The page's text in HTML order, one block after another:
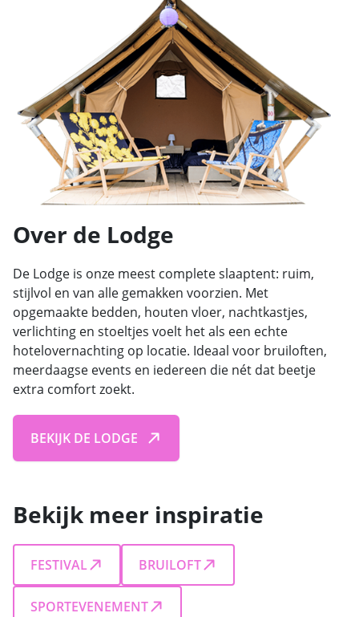
Over de Lodge
De Lodge is onze meest complete slaaptent: ruim,
stijlvol en van alle gemakken voorzien. Met
opgemaakte bedden, houten vloer, nachtkastjes,
verlichting en stoeltjes voelt het als een echte
hotelovernachting op locatie. Ideaal voor bruiloften,
meerdaagse events en iedereen die nét dat beetje
extra comfort zoekt.
BEKIJK DE LODGE
Bekijk meer inspiratie
FESTIVAL BRUILOFT
SPORTEVENEMENT